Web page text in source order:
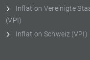
Inflation Vereinigte
(VPI)
Inflation Schweiz (VPI)